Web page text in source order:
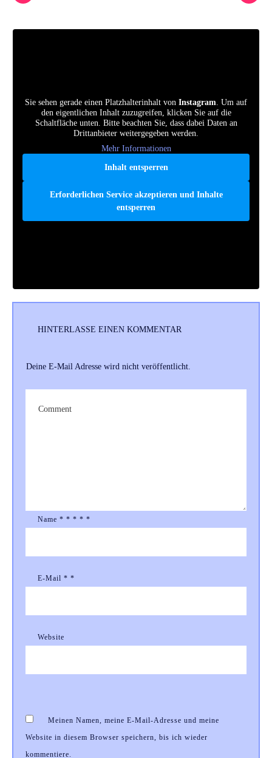
Sie sehen gerade einen Platzhalterinhalt von Instagram . Um auf
den eigentlichen Inhalt zuzugreifen, klicken Sie auf die
Schaltfläche unten. Bitte beachten Sie, dass dabei Daten an
Drittanbieter weitergegeben werden.
Mehr Informationen
Inhalt entsperren
Erforderlichen Service akzeptieren und Inhalte
entsperren
HINTERLASSE EINEN KOMMENTAR
Deine E-Mail Adresse wird nicht veröffentlicht.
Name * * * * *
E-Mail * *
Website
Meinen Namen, meine E-Mail-Adresse und meine
Website in diesem Browser speichern, bis ich wieder
kommentiere.